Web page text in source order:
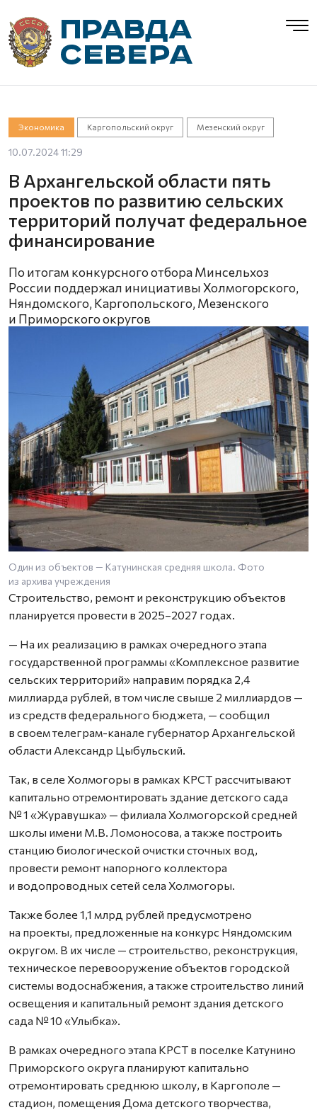
Экономика Каргопольский округ Мезенский округ
10.07.2024 11:29
В Архангельской области пять
проектов по развитию сельских
территорий получат федеральное
финансирование
По итогам конкурсного отбора Минсельхоз
России поддержал инициативы Холмогорского,
Няндомского, Каргопольского, Мезенского
и Приморского округов
Один из объектов — Катунинская средняя школа. Фото
из архива учреждения
Строительство, ремонт и реконструкцию объектов
планируется провести в 2025–2027 годах.
— На их реализацию в рамках очередного этапа
государственной программы «Комплексное развитие
сельских территорий» направим порядка 2,4
миллиарда рублей, в том числе свыше 2 миллиардов —
из средств федерального бюджета, — сообщил
в своем телеграм-канале губернатор Архангельской
области Александр Цыбульский.
Так, в селе Холмогоры в рамках КРСТ рассчитывают
капитально отремонтировать здание детского сада
№ 1 «Журавушка» — филиала Холмогорской средней
школы имени М.В. Ломоносова, а также построить
станцию биологической очистки сточных вод,
провести ремонт напорного коллектора
и водопроводных сетей села Холмогоры.
Также более 1,1 млрд рублей предусмотрено
на проекты, предложенные на конкурс Няндомским
округом. В их числе — строительство, реконструкция,
техническое перевооружение объектов городской
системы водоснабжения, а также строительство линий
освещения и капитальный ремонт здания детского
сада № 10 «Улыбка».
В рамках очередного этапа КРСТ в поселке Катунино
Приморского округа планируют капитально
отремонтировать среднюю школу, в Каргополе —
стадион, помещения Дома детского творчества,